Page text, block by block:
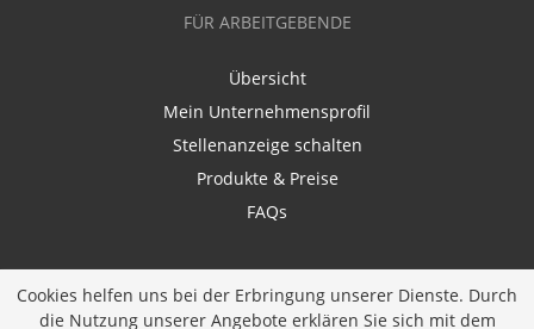
FÜR ARBEITGEBENDE
Übersicht
Mein Unternehmensprofil
Stellenanzeige schalten
Produkte & Preise
FAQs
Cookies helfen uns bei der Erbringung unserer Dienste. Durch
die Nutzung unserer Angebote erklären Sie sich mit dem